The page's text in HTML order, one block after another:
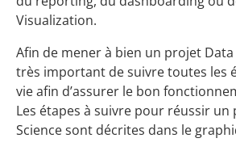
Visualization.
Afin de mener à bien un projet
très important de suivre toutes les
vie afin d’assurer le bon
Les étapes à suivre pour réussir un
Science sont décrites dans le